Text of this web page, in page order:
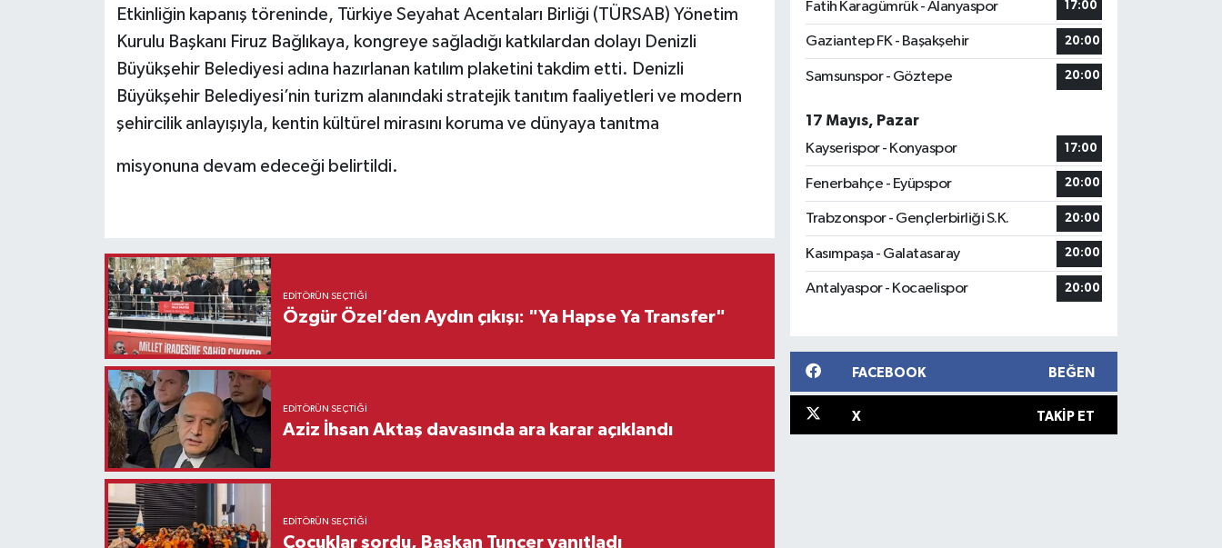
Etkinliğin kapanış töreninde, Türkiye Seyahat Acentaları Birliği (TÜRSAB) Yönetim
Kurulu Başkanı Firuz Bağlıkaya, kongreye sağladığı katkılardan dolayı Denizli
Büyükşehir Belediyesi adına hazırlanan katılım plaketini takdim etti. Denizli
Büyükşehir Belediyesi’nin turizm alanındaki stratejik tanıtım faaliyetleri ve modern
şehircilik anlayışıyla, kentin kültürel mirasını koruma ve dünyaya tanıtma
misyonuna devam edeceği belirtildi.
EDITÖRÜN SEÇTIĞI
Özgür Özel’den Aydın çıkışı: "Ya Hapse Ya Transfer"
EDITÖRÜN SEÇTIĞI
Aziz İhsan Aktaş davasında ara karar açıklandı
EDITÖRÜN SEÇTIĞI
Çocuklar sordu, Başkan Tuncer yanıtladı
Fatih Karagümrük - Alanyaspor
17:00
Gaziantep FK - Başakşehir 20:00
Samsunspor - Göztepe 20:00
17 Mayıs, Pazar
Kayserispor - Konyaspor
17:00
Fenerbahçe - Eyüpspor 20:00
Trabzonspor - Gençlerbirliği S.K. 20:00
Kasımpaşa - Galatasaray 20:00
Antalyaspor - Kocaelispor 20:00
FACEBOOK BEĞEN
X TAKIP ET